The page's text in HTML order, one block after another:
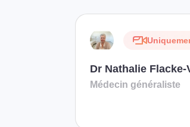
Dr Nathalie Flacke-
Médecin généraliste